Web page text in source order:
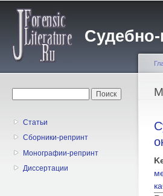
Статьи
Сборники-репринт
Монографии-репринт
Диссертации